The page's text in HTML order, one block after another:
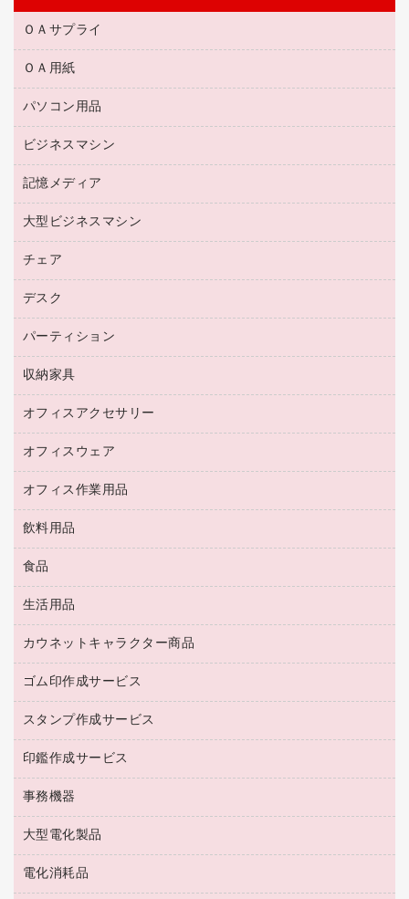
ＯＡサプライ
互換インクカートリッジ
リサイクルトナー（プール方式）
リサイクルインクカートリッジ
プリンタ用リボン
トナーカートリッジ
コピートナー
インクカートリッジ
ＯＡ用紙
名刺用紙
ワープロ用紙
ラベル用紙
プロッター用紙
ハガキ用紙
その他コピー用紙・プリンタ用紙
コピー用紙
インクジェットプリンタ用紙
パソコン用品
パソコン周辺機器
マウスパッド
マウス
パソコンバッグ／収納用品
ネットワーク／ＬＡＮ機器
ネットワーク／ＬＡＮアクセサリー
セキュリティ用品
スマートフォン／モバイル周辺機器
ＵＳＢハブ／ＵＳＢアクセサリー
ＯＡフィルター
ＯＡクリーナー／エアダスター
ＨＤＤ／ＳＳＤ
ディスプレイモニター
ビジネスマシン
電話機
レーザープリンタ／複合機
メモリーカード
プロジェクタ
ファクシミリ
デジタルカメラ
スキャナー
コピー機
インクジェットプリンタ／複合機
記憶メディア
ブルーレイディスク
ＣＤ－ＲＷ
ＣＤ－Ｒ
メディア収納用品
大型ビジネスマシン
プリンタ
チェア
応接イス・ベンチ
オフィスチェア
デスク
ミーティングテーブル
デスク
カウンター
パーティション
ホワイトボード・黒板
収納家具
保管庫・書庫
ロッカー・下駄箱
その他収納
オフィスアクセサリー
オフィスアクセサリー
オフィスウェア
医療・介護・ワーキングウェア
ブラウス・シャツ
アウター
オフィス作業用品
養生用品
防災用備蓄食品・飲料
台車・脚立
倉庫収納用品
作業用雑貨
梱包用品
梱包用テープ
工場用品
園芸用品
ペット用品
飲料用品
緑茶飲料
茶葉・インスタント
紅茶・バラエティ飲料
レギュラーコーヒー
ミルク・シュガー
ソフトドリンク
コーヒーメーカー・備品
インスタントコーヒー
お茶備品
食品
食品
生活用品
浴室用品
台所用洗剤
掃除用品
掃除用洗剤
洗濯用品
消臭・芳香剤
殺虫剤
飲食用消耗品
カウネットキャラクター商品
カウネットキャラクター商品
ゴム印作成サービス
ゴム印作成サービス
ゴム印（一行印）作成サービス
ゴム印（フリーサイズ印）作成サービス
スタンプ作成サービス
シヤチハタスタンプ作成サービス
カウネットスタンプ作成サービス
印鑑作成サービス
印鑑作成サービス
事務機器
大型シュレッダー（共配）
レーザーポインター
ラミネートフィルム
大型電化製品
冷蔵庫・キッチン・調理家電
電化消耗品